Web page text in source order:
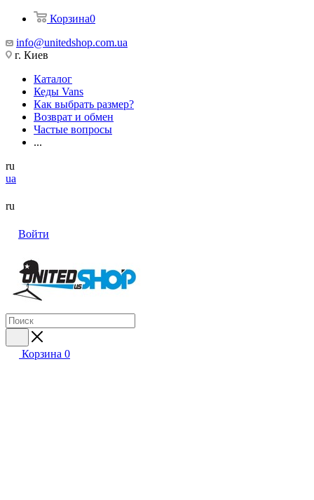
Корзина0
info@unitedshop.com.ua
г. Киев
Каталог
Кеды Vans
Как выбрать размер?
Возврат и обмен
Частые вопросы
...
ru
ua
ru
Войти
Корзина 0